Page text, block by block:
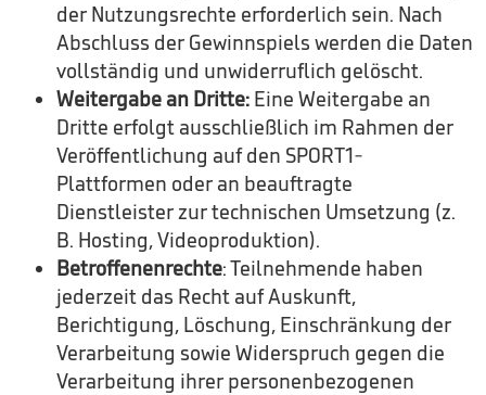
der Nutzungsrechte erforderlich sein. Nach
Abschluss der Gewinnspiels werden die Daten
vollständig und unwiderruflich gelöscht.
Weitergabe an Dritte: Eine Weitergabe an
Dritte erfolgt ausschließlich im Rahmen der
Veröffentlichung auf den SPORT1-
Plattformen oder an beauftragte
Dienstleister zur technischen Umsetzung (z.
B. Hosting, Videoproduktion).
Betroffenenrechte: Teilnehmende haben
jederzeit das Recht auf Auskunft,
Berichtigung, Löschung, Einschränkung der
Verarbeitung sowie Widerspruch gegen die
Verarbeitung ihrer personenbezogenen